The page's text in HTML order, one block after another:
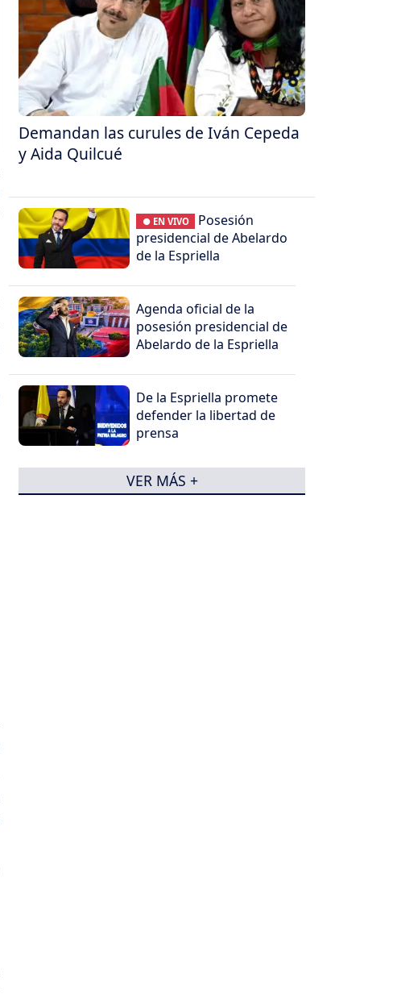
Demandan las curules de Iván Cepeda
y Aida Quilcué
● EN VIVO
Posesión
presidencial de Abelardo
de la Espriella
Agenda oficial de la
posesión presidencial de
Abelardo de la Espriella
De la Espriella promete
defender la libertad de
prensa
VER MÁS +